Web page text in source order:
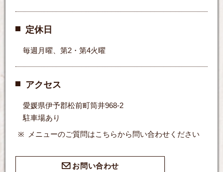
定休日
毎週月曜、第2・第4火曜
アクセス
愛媛県伊予郡松前町筒井968-2
駐車場あり
メニューのご質問はこちらから問い合わせください
お問い合わせ